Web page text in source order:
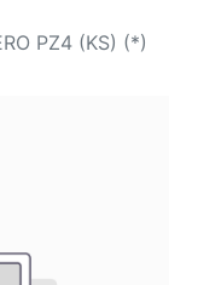
PZ4 (KS) (*)